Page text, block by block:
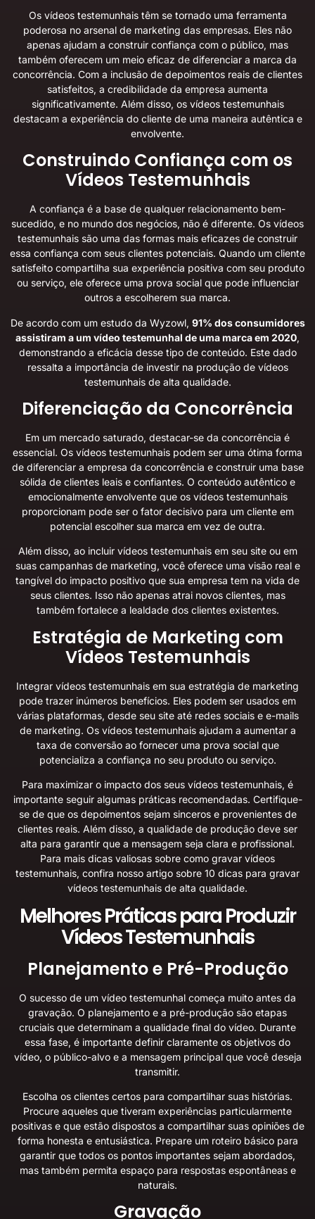
Os vídeos testemunhais têm se tornado uma ferramenta
poderosa no arsenal de marketing das empresas. Eles não
apenas ajudam a construir confiança com o público, mas
também oferecem um meio eficaz de diferenciar a marca da
concorrência. Com a inclusão de depoimentos reais de clientes
satisfeitos, a credibilidade da empresa aumenta
significativamente. Além disso, os vídeos testemunhais
destacam a experiência do cliente de uma maneira autêntica e
envolvente.
Construindo Confiança com os
Vídeos Testemunhais
A confiança é a base de qualquer relacionamento bem-
sucedido, e no mundo dos negócios, não é diferente. Os vídeos
testemunhais são uma das formas mais eficazes de construir
essa confiança com seus clientes potenciais. Quando um cliente
satisfeito compartilha sua experiência positiva com seu produto
ou serviço, ele oferece uma prova social que pode influenciar
outros a escolherem sua marca.
De acordo com um estudo da Wyzowl, 91% dos consumidores
assistiram a um vídeo testemunhal de uma marca em 2020,
demonstrando a eficácia desse tipo de conteúdo. Este dado
ressalta a importância de investir na produção de vídeos
testemunhais de alta qualidade.
Diferenciação da Concorrência
Em um mercado saturado, destacar-se da concorrência é
essencial. Os vídeos testemunhais podem ser uma ótima forma
de diferenciar a empresa da concorrência e construir uma base
sólida de clientes leais e confiantes. O conteúdo autêntico e
emocionalmente envolvente que os vídeos testemunhais
proporcionam pode ser o fator decisivo para um cliente em
potencial escolher sua marca em vez de outra.
Além disso, ao incluir vídeos testemunhais em seu site ou em
suas campanhas de marketing, você oferece uma visão real e
tangível do impacto positivo que sua empresa tem na vida de
seus clientes. Isso não apenas atrai novos clientes, mas
também fortalece a lealdade dos clientes existentes.
Estratégia de Marketing com
Vídeos Testemunhais
Integrar vídeos testemunhais em sua estratégia de marketing
pode trazer inúmeros benefícios. Eles podem ser usados em
várias plataformas, desde seu site até redes sociais e e-mails
de marketing. Os vídeos testemunhais ajudam a aumentar a
taxa de conversão ao fornecer uma prova social que
potencializa a confiança no seu produto ou serviço.
Para maximizar o impacto dos seus vídeos testemunhais, é
importante seguir algumas práticas recomendadas. Certifique-
se de que os depoimentos sejam sinceros e provenientes de
clientes reais. Além disso, a qualidade de produção deve ser
alta para garantir que a mensagem seja clara e profissional.
Para mais dicas valiosas sobre como gravar vídeos
testemunhais, confira nosso artigo sobre 10 dicas para gravar
vídeos testemunhais de alta qualidade.
Melhores Práticas para Produzir
Vídeos Testemunhais
Planejamento e Pré-Produção
O sucesso de um vídeo testemunhal começa muito antes da
gravação. O planejamento e a pré-produção são etapas
cruciais que determinam a qualidade final do vídeo. Durante
essa fase, é importante definir claramente os objetivos do
vídeo, o público-alvo e a mensagem principal que você deseja
transmitir.
Escolha os clientes certos para compartilhar suas histórias.
Procure aqueles que tiveram experiências particularmente
positivas e que estão dispostos a compartilhar suas opiniões de
forma honesta e entusiástica. Prepare um roteiro básico para
garantir que todos os pontos importantes sejam abordados,
mas também permita espaço para respostas espontâneas e
naturais.
Gravação